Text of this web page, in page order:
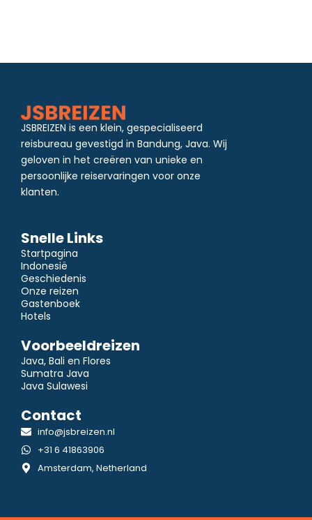
JSBREIZEN is een klein, gespecialiseerd
reisbureau gevestigd in Bandung, Java. Wij
geloven in het creëren van unieke en
persoonlijke reiservaringen voor onze
klanten.
Snelle Links
Startpagina
Indonesië
Geschiedenis
Onze reizen
Gastenboek
Hotels
Voorbeeldreizen
Java, Bali en Flores
Sumatra Java
Java Sulawesi
Contact
info@jsbreizen.nl
+31 6 41863906
Amsterdam, Netherland